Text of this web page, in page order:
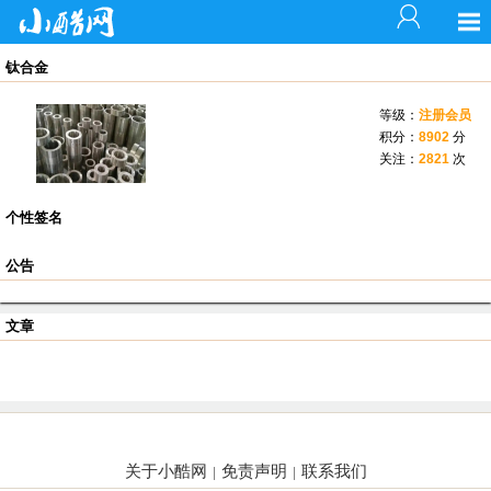
钛合金
等级： 注册会员
积分： 8902 分
关注： 2821 次
个性签名
公告
文章
关于小酷网 | 免责声明 | 联系我们